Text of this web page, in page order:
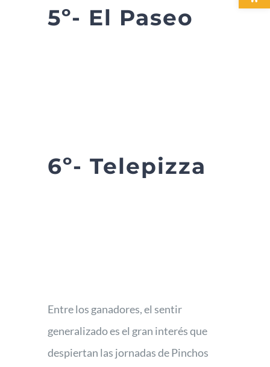
5º- El Paseo
6º- Telepizza
Entre los ganadores, el sentir
generalizado es el gran interés que
despiertan las jornadas de Pinchos